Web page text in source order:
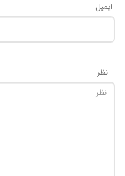
ایمیل
نظر